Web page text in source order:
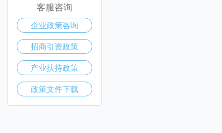
客服咨询
企业政策咨询
招商引资政策
产业扶持政策
政策文件下载